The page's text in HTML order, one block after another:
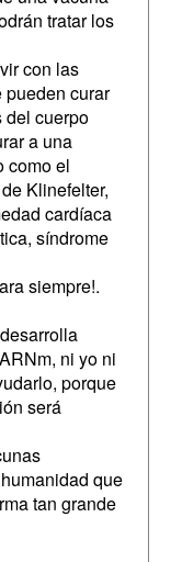
tratar los
con las
pueden curar
del cuerpo
a una
como el
Klinefelter,
cardíaca
síndrome
siempre!.
ni yo ni
porque
será
que
tan grande